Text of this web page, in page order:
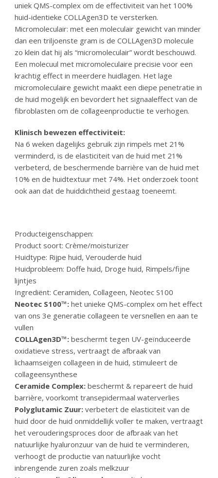
uniek QMS-complex om de effectiviteit van het 100%
huid-identieke COLLAgen3D te versterken.
Micromoleculair: met een moleculair gewicht van minder
dan een triljoenste gram is de COLLAgen3D molecule
zo klein dat hij als “micromoleculair” wordt beschouwd.
Een molecuul met micromoleculaire precisie voor een
krachtig effect in meerdere huidlagen. Het lage
micromoleculaire gewicht maakt een diepe penetratie in
de huid mogelijk en bevordert het signaaleffect van de
fibroblasten om de collageenproductie te verhogen.
Klinisch bewezen effectiviteit:
Na 6 weken dagelijks gebruik zijn rimpels met 21%
verminderd, is de elasticiteit van de huid met 21%
verbeterd, de beschermende barrière van de huid met
10% en de huidtextuur met 74%. Het onderzoek toont
ook aan dat de huiddichtheid gestaag toeneemt.
Producteigenschappen:
Product soort: Crème/moisturizer
Huidtype: Rijpe huid, Verouderde huid
Huidprobleem: Doffe huid, Droge huid, Rimpels/fijne
lijntjes
Ingrediënt: Ceramiden, Collageen, Neotec S100
Neotec S100™️: het unieke QMS-complex om het effect
van ons 3e generatie collageen te versnellen en aan te
vullen
COLLAgen3D™️: beschermt tegen UV-geïnduceerde
oxidatieve stress, vertraagt de afbraak van
lichaamseigen collageen in de huid, stimuleert de
collageensynthese
Ceramide Complex: beschermt & repareert de huid
barrière, voorkomt transepidermaal waterverlies
Polyglutamic Zuur: verbetert de elasticiteit van de
huid door de huid onmiddellijk voller te maken, vertraagt
het verouderingsproces door de afbraak van het
natuurlijke hyaluronzuur van de huid te verminderen,
verhoogt de productie van natuurlijke vocht
inbrengende zuren zoals melkzuur